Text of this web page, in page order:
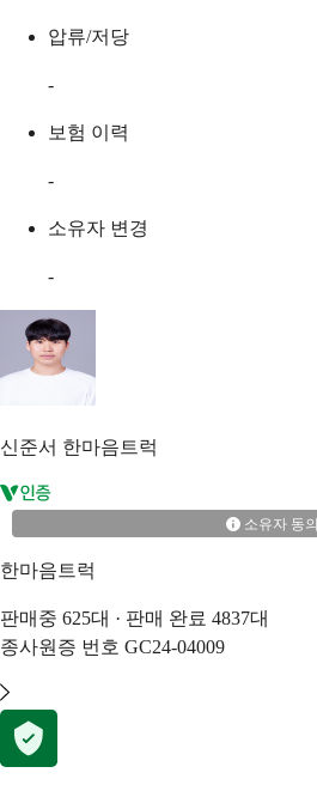
압류/저당
-
보험 이력
-
소유자 변경
-
신준서 한마음트럭
소유자 동의
한마음트럭
판매중 625대 · 판매 완료 4837대
종사원증 번호 GC24-04009